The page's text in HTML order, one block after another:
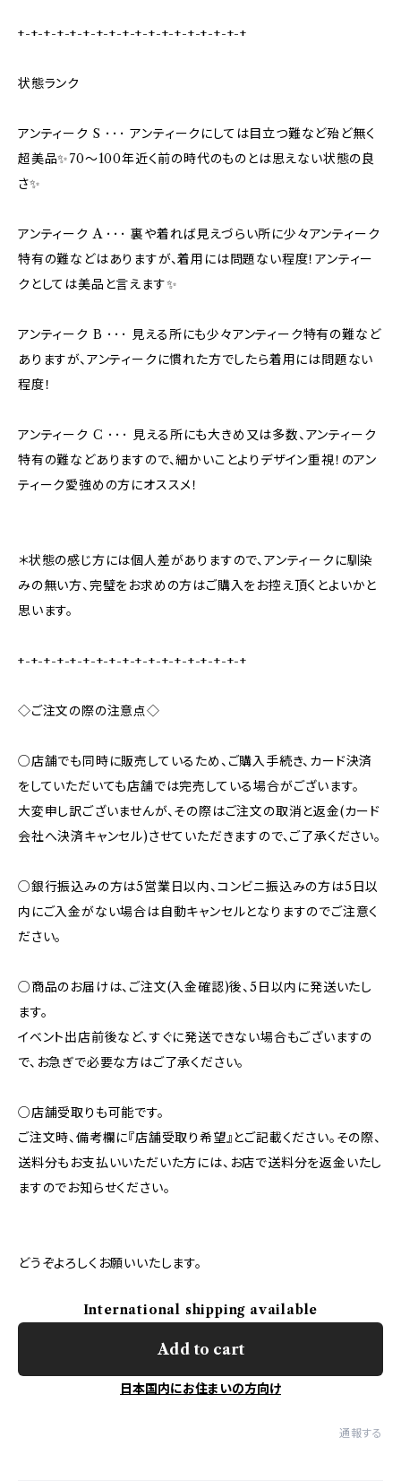
+-+-+-+-+-+-+-+-+-+-+-+-+-+-+-+-+-+
状態ランク
アンティーク S ･･･ アンティークにしては目立つ難など殆ど無く
超美品✨70〜100年近く前の時代のものとは思えない状態の良
さ✨
アンティーク A ･･･ 裏や着れば見えづらい所に少々アンティーク
特有の難などはありますが、着用には問題ない程度！アンティー
クとしては美品と言えます✨
アンティーク B ･･･ 見える所にも少々アンティーク特有の難など
ありますが、アンティークに慣れた方でしたら着用には問題ない
程度！
アンティーク C ･･･ 見える所にも大きめ又は多数、アンティーク
特有の難などありますので、細かいことよりデザイン重視！のアン
ティーク愛強めの方にオススメ！
＊状態の感じ方には個人差がありますので、アンティークに馴染
みの無い方、完璧をお求めの方はご購入をお控え頂くとよいかと
思います。
+-+-+-+-+-+-+-+-+-+-+-+-+-+-+-+-+-+
◇ご注文の際の注意点◇
○店舗でも同時に販売しているため、ご購入手続き、カード決済
をしていただいても店舗では完売している場合がございます。
大変申し訳ございませんが、その際はご注文の取消と返金(カード
会社へ決済キャンセル)させていただきますので、ご了承ください。
○銀行振込みの方は5営業日以内、コンビニ振込みの方は5日以
内にご入金がない場合は自動キャンセルとなりますのでご注意く
ださい。
○商品のお届けは、ご注文(入金確認)後、5日以内に発送いたし
ます。
イベント出店前後など、すぐに発送できない場合もございますの
で、お急ぎで必要な方はご了承ください。
○店舗受取りも可能です。
ご注文時、備考欄に『店舗受取り希望』とご記載ください。その際、
送料分もお支払いいただいた方には、お店で送料分を返金いたし
ますのでお知らせください。
どうぞよろしくお願いいたします。
International shipping available
Add to cart
日本国内にお住まいの方向け
通報する